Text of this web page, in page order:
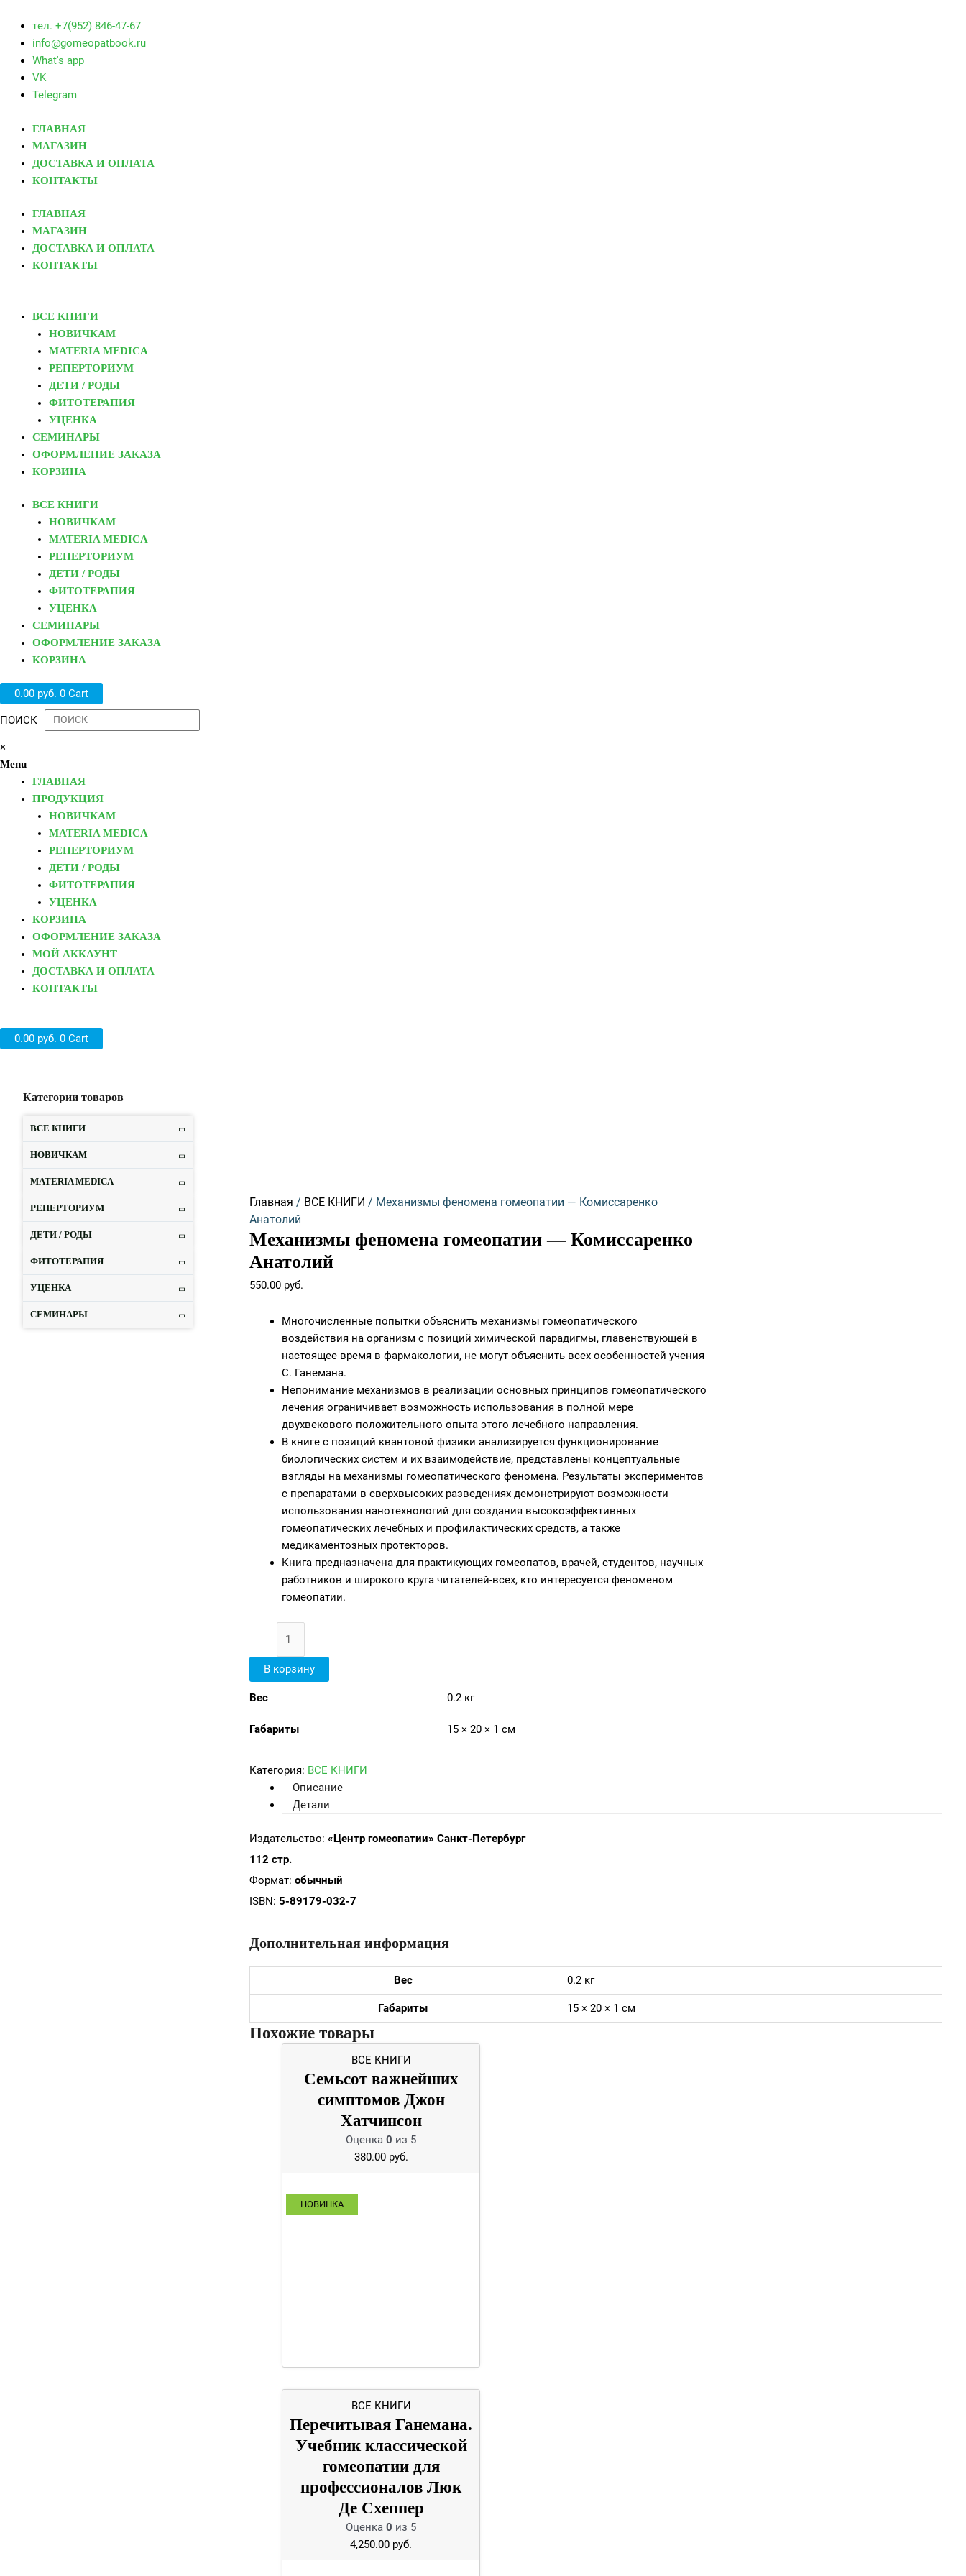
тел. +7(952) 846-47-67
info@gomeopatbook.ru
What's app
VK
Telegram
ГЛАВНАЯ
МАГАЗИН
ДОСТАВКА И ОПЛАТА
КОНТАКТЫ
ГЛАВНАЯ
МАГАЗИН
ДОСТАВКА И ОПЛАТА
КОНТАКТЫ
ВСЕ КНИГИ
НОВИЧКАМ
MATERIA MEDICA
РЕПЕРТОРИУМ
ДЕТИ / РОДЫ
ФИТОТЕРАПИЯ
УЦЕНКА
СЕМИНАРЫ
ОФОРМЛЕНИЕ ЗАКАЗА
КОРЗИНА
ВСЕ КНИГИ
НОВИЧКАМ
MATERIA MEDICA
РЕПЕРТОРИУМ
ДЕТИ / РОДЫ
ФИТОТЕРАПИЯ
УЦЕНКА
СЕМИНАРЫ
ОФОРМЛЕНИЕ ЗАКАЗА
КОРЗИНА
0.00 руб. 0 Cart
ПОИСК
×
Menu
ГЛАВНАЯ
ПРОДУКЦИЯ
НОВИЧКАМ
MATERIA MEDICA
РЕПЕРТОРИУМ
ДЕТИ / РОДЫ
ФИТОТЕРАПИЯ
УЦЕНКА
КОРЗИНА
ОФОРМЛЕНИЕ ЗАКАЗА
МОЙ АККАУНТ
ДОСТАВКА И ОПЛАТА
КОНТАКТЫ
0.00 руб. 0 Cart
Категории товаров
ВСЕ КНИГИ
НОВИЧКАМ
MATERIA MEDICA
РЕПЕРТОРИУМ
ДЕТИ / РОДЫ
ФИТОТЕРАПИЯ
УЦЕНКА
СЕМИНАРЫ
Главная / ВСЕ КНИГИ / Механизмы феномена гомеопатии — Комиссаренко
Анатолий
Механизмы феномена гомеопатии — Комиссаренко
Анатолий
550.00 руб.
Многочисленные попытки объяснить механизмы гомеопатического
воздействия на организм с позиций химической парадигмы, главенствующей в
настоящее время в фармакологии, не могут объяснить всех особенностей учения
С. Ганемана.
Непонимание механизмов в реализации основных принципов гомеопатического
лечения ограничивает возможность использования в полной мере
двухвекового положительного опыта этого лечебного направления.
В книге с позиций квантовой физики анализируется функционирование
биологических систем и их взаимодействие, представлены концептуальные
взгляды на механизмы гомеопатического феномена. Результаты экспериментов
с препаратами в сверхвысоких разведениях демонстрируют возможности
использования нанотехнологий для создания высокоэффективных
гомеопатических лечебных и профилактических средств, а также
медикаментозных протекторов.
Книга предназначена для практикующих гомеопатов, врачей, студентов, научных
работников и широкого круга читателей-всех, кто интересуется феноменом
гомеопатии.
Комиссаренко
Анатолий
В корзину
Вес 0.2 кг
Габариты 15 × 20 × 1 см
Категория: ВСЕ КНИГИ
Описание
Детали
Издательство: «Центр гомеопатии» Санкт-Петербург
112 стр.
Формат: обычный
ISBN: 5-89179-032-7
Дополнительная информация
Вес 0.2 кг
Габариты 15 × 20 × 1 см
Похожие товары
НОВИНКА
ВСЕ КНИГИ
Семьсот важнейших
симптомов Джон
Хатчинсон
Оценка0 из 5
380.00руб.
ВСЕ КНИГИ
Перечитывая Ганемана.
Учебник классической
гомеопатии для
профессионалов Люк
Де Схеппер
Оценка0 из 5
4,250.00 руб.